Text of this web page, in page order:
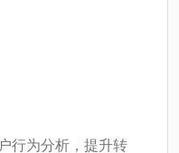
行为分析，提升转